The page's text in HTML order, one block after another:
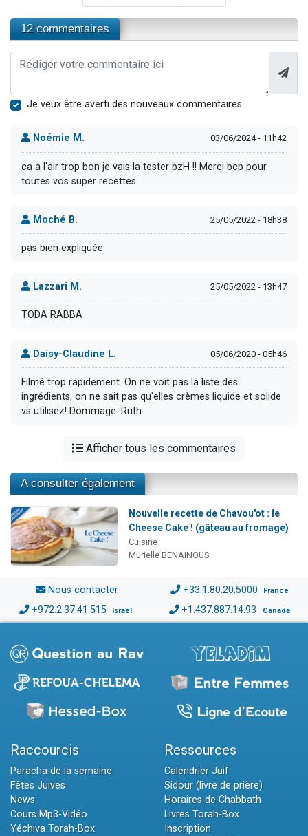
12 commentaires
Je veux être averti des nouveaux commentaires
Noémie M. 03/06/2024 - 11h42
ca a l'air trop bon je vais la tester bzH !! Merci bcp pour
toutes vos super recettes
Moché B. 25/05/2022 - 18h38
pas bien expliquée
Lazzari M. 25/05/2022 - 13h47
TODA RABBA
Daisy-Claudine L. 05/06/2020 - 05h46
Filmé trop rapidement. On ne voit pas la liste des
ingrédients, on ne sait pas qu'elles crèmes liquide et solide
vs utilisez! Dommage. Ruth
Afficher tous les commentaires
A consulter également
Nouvelle recette de Chavou'ot : le
Cheese Cake ! (gâteau au fromage)
Cuisine
Murielle BENAINOUS
Nous contacter +33.1.80.20.5000 France
+972.2.37.41.515 Israël +1.437.887.14.93 Canada
Raccourcis
Paracha de la semaine
Fêtes Juives
News
Cours Mp3-Vidéo
Yéchiva Torah-Box
Ressources
Calendrier Juif
Sidour (livre de prière)
Horaires de Chabbath
Livres Torah-Box
Inscription